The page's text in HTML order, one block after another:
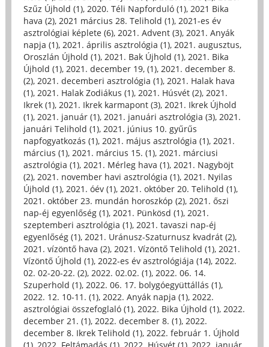
Szűz Újhold (1), 2020. Téli Napforduló (1), 2021 Bika
hava (2), 2021 március 28. Telihold (1), 2021-es év
asztrológiai képlete (6), 2021. Advent (3), 2021. Anyák
napja (1), 2021. április asztrológia (1), 2021. augusztus,
Oroszlán Újhold (1), 2021. Bak Újhold (1), 2021. Bika
Újhold (1), 2021. december 19, (1), 2021. december 8.
(2), 2021. decemberi asztrológia (1), 2021. Halak hava
(1), 2021. Halak Zodiákus (1), 2021. Húsvét (2), 2021.
Ikrek (1), 2021. Ikrek karmapont (3), 2021. Ikrek Újhold
(1), 2021. január (1), 2021. januári asztrológia (3), 2021.
januári Telihold (1), 2021. június 10. gyűrűs
napfogyatkozás (1), 2021. május asztrológia (1), 2021.
március (1), 2021. március 15. (1), 2021. márciusi
asztrológia (1), 2021. Mérleg hava (1), 2021. Nagyböjt
(2), 2021. november havi asztrológia (1), 2021. Nyilas
Újhold (1), 2021. óév (1), 2021. október 20. Telihold (1),
2021. október 23. mundán horoszkóp (2), 2021. őszi
nap-éj egyenlőség (1), 2021. Pünkösd (1), 2021.
szeptemberi asztrológia (1), 2021. tavaszi nap-éj
egyenlőség (1), 2021. Uránusz-Szaturnusz kvadrát (2),
2021. vízöntő hava (2), 2021. Vízöntő Telihold (1), 2021.
Vízöntő Újhold (1), 2022-es év asztrológiája (14), 2022.
02. 02-20-22. (2), 2022. 02.02. (1), 2022. 06. 14.
Szuperhold (1), 2022. 06. 17. bolygóegyüttállás (1),
2022. 12. 10-11. (1), 2022. Anyák napja (1), 2022.
asztrológiai összefoglaló (1), 2022. Bika Újhold (1), 2022.
december 21. (1), 2022. december 8. (1), 2022.
december 8. Ikrek Telihold (1), 2022. február 1. Újhold